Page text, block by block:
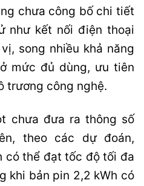
chưa công bố chi tiết
như kết nối điện thoại
song nhiều khả năng
mức đủ dùng, ưu tiên
trương công nghệ.
chưa đưa ra thông số
theo các dự đoán,
có thể đạt tốc độ tối đa
khi bản pin 2,2 kWh có